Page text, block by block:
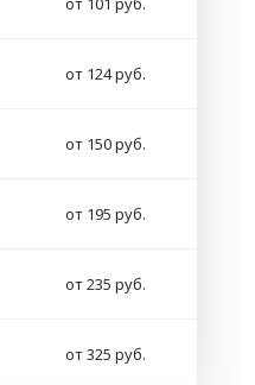
от 124 руб.
от 150 руб.
от 195 руб.
от 235 руб.
от 325 руб.